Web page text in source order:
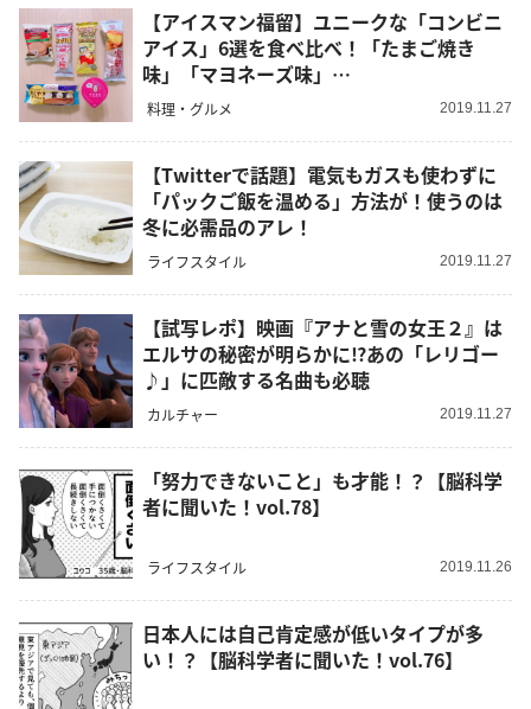
【アイスマン福留】ユニークな「コンビニ
アイス」6選を食べ比べ！「たまご焼き
味」「マヨネーズ味」…
料理・グルメ 2019.11.27
【Twitterで話題】電気もガスも使わずに
「パックご飯を温める」方法が！使うのは
冬に必需品のアレ！
ライフスタイル 2019.11.27
【試写レポ】映画『アナと雪の女王２』は
エルサの秘密が明らかに⁉あの「レリゴー
♪」に匹敵する名曲も必聴
カルチャー 2019.11.27
「努力できないこと」も才能！？【脳科学
者に聞いた！vol.78】
ライフスタイル 2019.11.26
日本人には自己肯定感が低いタイプが多
い！？【脳科学者に聞いた！vol.76】